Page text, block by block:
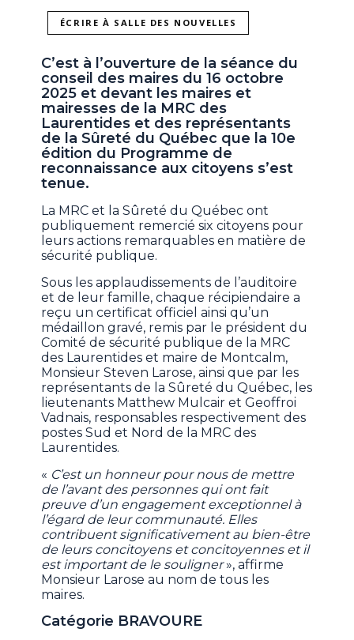
ÉCRIRE À SALLE DES NOUVELLES
C’est à l’ouverture de la séance du
conseil des maires du 16 octobre
2025 et devant les maires et
mairesses de la MRC des
Laurentides et des représentants
de la Sûreté du Québec que la 10e
édition du Programme de
reconnaissance aux citoyens s’est
tenue.
La MRC et la Sûreté du Québec ont
publiquement remercié six citoyens pour
leurs actions remarquables en matière de
sécurité publique.
Sous les applaudissements de l’auditoire
et de leur famille, chaque récipiendaire a
reçu un certificat officiel ainsi qu’un
médaillon gravé, remis par le président du
Comité de sécurité publique de la MRC
des Laurentides et maire de Montcalm,
Monsieur Steven Larose, ainsi que par les
représentants de la Sûreté du Québec, les
lieutenants Matthew Mulcair et Geoffroi
Vadnais, responsables respectivement des
postes Sud et Nord de la MRC des
Laurentides.
« C’est un honneur pour nous de mettre
de l’avant des personnes qui ont fait
preuve d’un engagement exceptionnel à
l’égard de leur communauté. Elles
contribuent significativement au bien-être
de leurs concitoyens et concitoyennes et il
est important de le souligner», affirme
Monsieur Larose au nom de tous les
maires.
Catégorie BRAVOURE